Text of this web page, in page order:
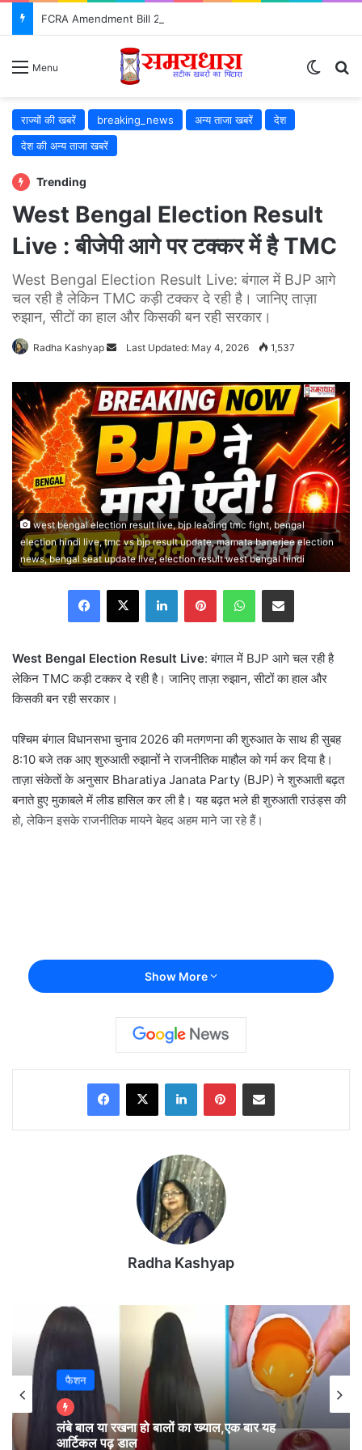
Menu
राज्यों की खबरें breaking_news अन्य ताजा खबरें
देश
देश की अन्य ताजा खबरें
Trending
West Bengal Election Result
Live : बीजेपी आगे पर टक्कर में है TMC
West Bengal Election Result Live: बंगाल में BJP आगे
चल रही है लेकिन TMC कड़ी टक्कर दे रही है। जानिए ताज़ा
रुझान, सीटों का हाल और किसकी बन रही सरकार।
Radha Kashyap
Send
email
Last Updated: May 4, 2026 1,537
west bengal election result live, bjp leading tmc fight, bengal
election hindi live, tmc vs bjp result update, mamata banerjee election
news, bengal seat update live, election result west bengal hindi
West Bengal Election Result Live: बंगाल में BJP आगे चल रही है
लेकिन TMC कड़ी टक्कर दे रही है। जानिए ताज़ा रुझान, सीटों का हाल और
किसकी बन रही सरकार।
पश्चिम बंगाल विधानसभा चुनाव 2026 की मतगणना की शुरुआत के साथ ही सुबह
8:10 बजे तक आए शुरुआती रुझानों ने राजनीतिक माहौल को गर्म कर दिया है।
ताज़ा संकेतों के अनुसार Bharatiya Janata Party (BJP) ने शुरुआती बढ़त
बनाते हुए मुकाबले में लीड हासिल कर ली है। यह बढ़त भले ही शुरुआती राउंड्स की
हो, लेकिन इसके राजनीतिक मायने बेहद अहम माने जा रहे हैं।
मतगणना के पहले ही घंटे में कई सीटों से आए ट्रेंड्स ने यह संकेत दे दिया है कि इस
बार मुकाबला बेहद दिलचस्प होने वाला है। BJP की शुरुआती बढ़त ने चुनावी
समीकरणों को और जटिल बना दिया है और अब सभी की नजरें अगले अपडेट पर
टिकी हैं।
Show More
Radha Kashyap
फैशन
लंबे बाल या रखना हो बालों का ख्याल,एक बार यह
आर्टिकल पढ़ डाल